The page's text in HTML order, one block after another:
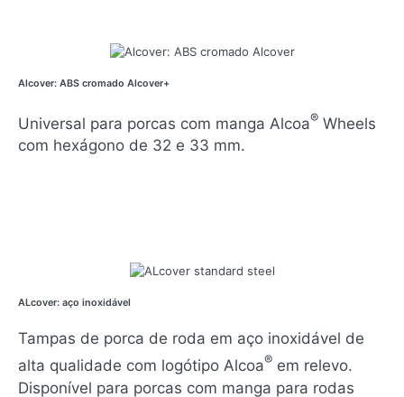
Alcover: ABS cromado Alcover+
Universal para porcas com manga Alcoa® Wheels
com hexágono de 32 e 33 mm.
ALcover: aço inoxidável
Tampas de porca de roda em aço inoxidável de
alta qualidade com logótipo Alcoa® em relevo.
Disponível para porcas com manga para rodas